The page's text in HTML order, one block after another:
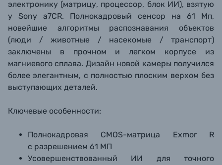
электронику (матрицу, процессор, блок ИИ), взятую
у Sony a7CR. Полнокадровый сенсор на 61 Мп,
новейшие алгоритмы распознавания объектов
(люди / животные / насекомые / транспорт)
заключены в прочном и легком корпусе из
магниевого сплава. Дизайн новой камеры получился
более элегантным, с полностью плоским верхом без
выступающих деталей.
Ключевые особенности:
Полнокадровая CMOS-матрица Exmor R
с разрешением 61 МП
Усовершенствованный ИИ для точного